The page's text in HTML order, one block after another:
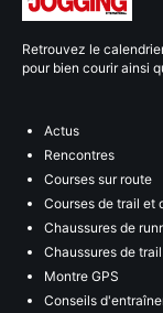
Retrouvez le
pour bien courir ainsi
Actus
Rencontres
Courses sur route
Courses de trail et
Chaussures de
Chaussures de trail
Montre GPS
Conseils